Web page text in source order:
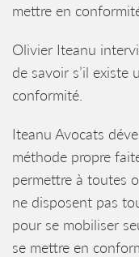
mettre en
Olivier Iteanu
de savoir s’il existe
conformité.
Iteanu Avocats
méthode propre
permettre à toutes
ne disposent pas
pour se mobiliser
se mettre en